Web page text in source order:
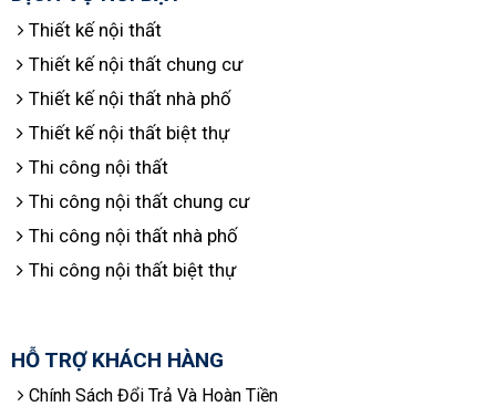
Thiết kế nội thất
Thiết kế nội thất chung cư
Thiết kế nội thất nhà phố
Thiết kế nội thất biệt thự
Thi công nội thất
Thi công nội thất chung cư
Thi công nội thất nhà phố
Thi công nội thất biệt thự
HỖ TRỢ KHÁCH HÀNG
Chính Sách Đổi Trả Và Hoàn Tiền